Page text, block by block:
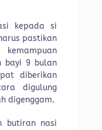
kepada si
pastikan
bayi 9 bulan
diberikan
digulung
digenggam.
butiran nasi